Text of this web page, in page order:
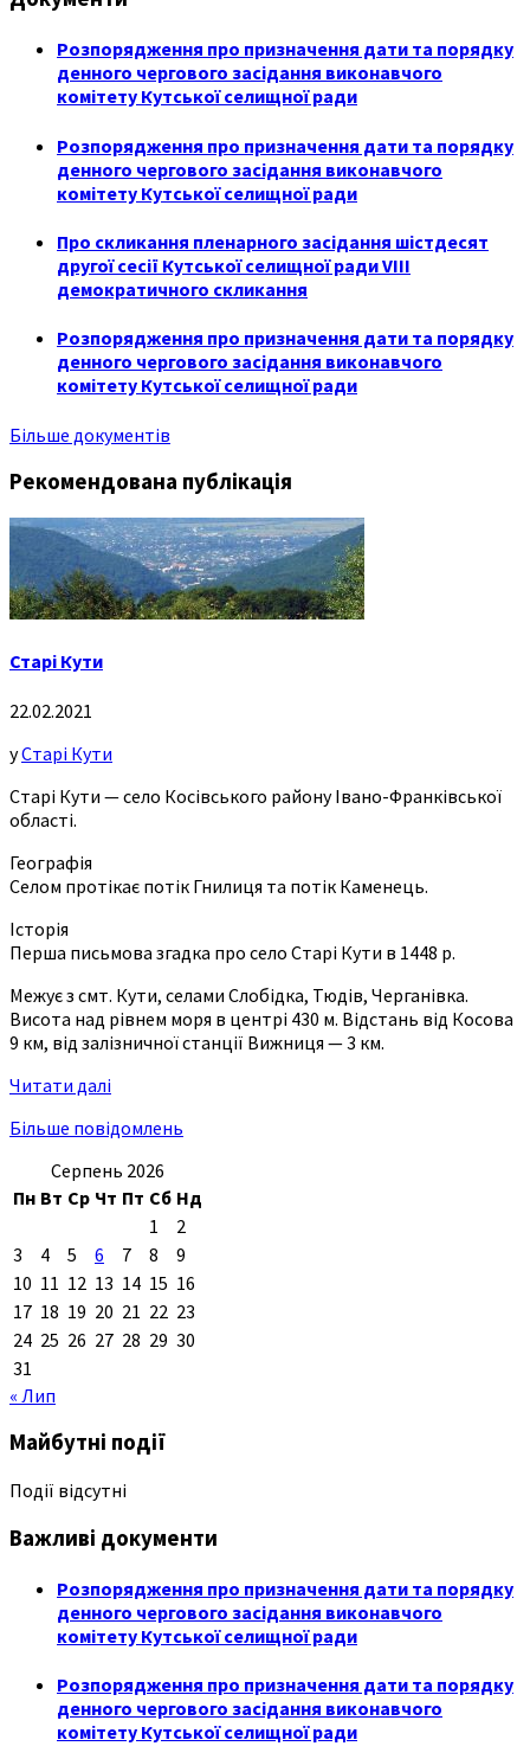
Розпорядження про призначення дати та порядку
денного чергового засідання виконавчого
комітету Кутської селищної ради
Розпорядження про призначення дати та порядку
денного чергового засідання виконавчого
комітету Кутської селищної ради
Про скликання пленарного засідання шістдесят
другої сесії Кутської селищної ради VIII
демократичного скликання
Розпорядження про призначення дати та порядку
денного чергового засідання виконавчого
комітету Кутської селищної ради
Більше документів
Рекомендована публікація
Старі Кути
22.02.2021
уСтарі Кути
Старі Кути — село Косівського району Івано-Франківської
області.
Географія
Селом протікає потік Гнилиця та потік Каменець.
Історія
Перша письмова згадка про село Старі Кути в 1448 р.
Межує з смт. Кути, селами Слобідка, Тюдів, Черганівка.
Висота над рівнем моря в центрі 430 м. Відстань від Косова
9 км, від залізничної станції Вижниця — 3 км.
Читати далі
Більше повідомлень
Серпень 2026
Пн Вт Ср Чт Пт Сб Нд
1
2
3
4 5 6 7 8
9
10 11 12 13 14 15 16
17 18 19 20 21 22 23
24 25 26 27 28 29 30
31
« Лип
Майбутні події
Події відсутні
Важливі документи
Розпорядження про призначення дати та порядку
денного чергового засідання виконавчого
комітету Кутської селищної ради
Розпорядження про призначення дати та порядку
денного чергового засідання виконавчого
комітету Кутської селищної ради